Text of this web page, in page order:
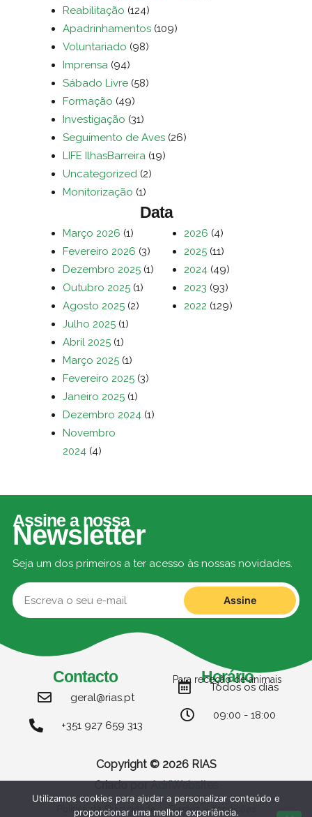
Reabilitação (124)
Apadrinhamentos (109)
Voluntariado (98)
Imprensa (94)
Sábado Livre (58)
Formação (49)
Investigação (31)
Seguimento de Aves (26)
LIFE IlhasBarreira (19)
Uncategorized (2)
Monitorização (1)
Data
Março 2026 (1)
Fevereiro 2026 (3)
Dezembro 2025 (1)
Outubro 2025 (1)
Agosto 2025 (2)
Julho 2025 (1)
Abril 2025 (1)
Março 2025 (1)
Fevereiro 2025 (3)
Janeiro 2025 (1)
Dezembro 2024 (1)
Novembro
2024 (4)
2026 (4)
2025 (11)
2024 (49)
2023 (93)
2022 (129)
Assine a nossa
Newsletter
Seja um dos primeiros a ter acesso às nossas novidades.
Assine
Contacto
geral@rias.pt
+351 927 659 313
Horário
Para receção de animais
Todos os dias
09:00 - 18:00
Copyright © 2026 RIAS
Politica de Privacidade Termos e condições
Utilizamos cookies para ajudar a personalizar conteúdo e
proporcionar uma melhor experiência.